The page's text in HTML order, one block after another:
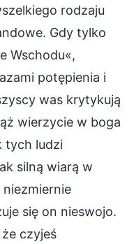
rodzaju
Gdy tylko
Wschodu«,
potępienia i
was krytykują
wierzycie w boga
tych ludzi
silną wiarą w
się on nieswojo.
czyjeś